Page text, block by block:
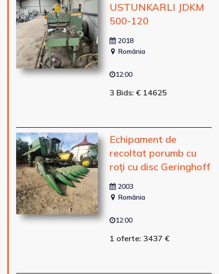
USTUNKARLI JDKM
500-120
2018
România
12:00
3 Bids: € 14625
Echipament de
recoltat porumb cu
roți cu disc Geringhoff
2003
România
12:00
1 oferte: 3437 €